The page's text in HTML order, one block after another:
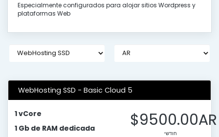
הודעות וחדשות
מאגר מידע
מצב הרשת
Especialmente configurados para alojar sitios Wordpress y
plataformas Web
WebHosting SSD - Basic Cloud 5
1 vCore
1 Gb de RAM dedicada
$9500.00AR
חודשי